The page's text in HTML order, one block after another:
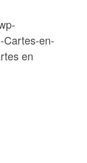
Cartes-en-
en